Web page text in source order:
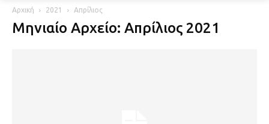
Αρχική 2021 Απρίλιος
Μηνιαίο Αρχείο: Απρίλιος 2021